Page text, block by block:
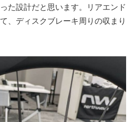
た設計だと思います。リアエンド
、ディスクブレーキ周りの収まり